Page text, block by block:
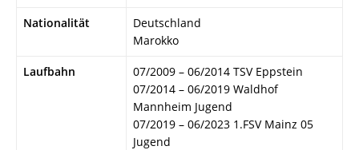
Nationalität
Deutschland
Marokko
Laufbahn
07/2009 – 06/2014 TSV Eppstein
07/2014 – 06/2019 Waldhof
Mannheim Jugend
07/2019 – 06/2023 1.FSV Mainz 05
Jugend